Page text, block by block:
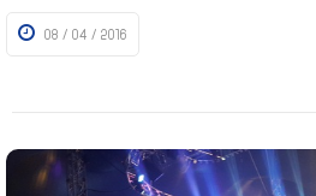
08 / 04 / 2016